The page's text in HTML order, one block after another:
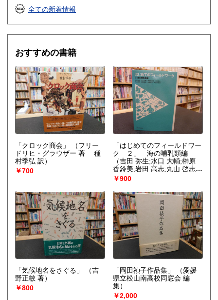
全ての新着情報
おすすめの書籍
「クロック商会」
（フリー
ドリヒ・グラウザー 著 種
村季弘 訳）
￥700
「はじめてのフィールドワー
ク ２」 海の哺乳類編
（吉田 弥生;水口 大輔;榊原
香鈴美;岩田 高志;丸山 啓志;
堀本 高矩;岩原 由佳;阿部 朱
￥900
「気候地名をさぐる」
（吉
野正敏 著）
￥800
「岡田禎子作品集」
（愛媛
県立松山南高校同窓会 編
集）
￥2,000